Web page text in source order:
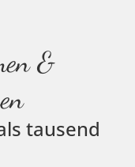
&
tausend